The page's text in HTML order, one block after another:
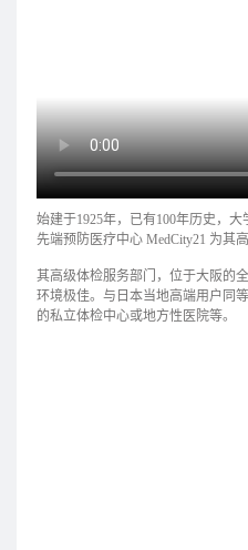
始建于1925年，已有100年历史，
先端预防医疗中心 MedCity21 为其
其高级体检服务部门，位于大阪的
环境极佳。与日本当地高端用户同
的私立体检中心或地方性医院等。